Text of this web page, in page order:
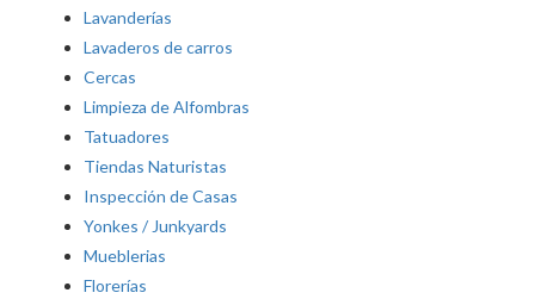
Lavanderías
Lavaderos de carros
Cercas
Limpieza de Alfombras
Tatuadores
Tiendas Naturistas
Inspección de Casas
Yonkes / Junkyards
Mueblerias
Florerías